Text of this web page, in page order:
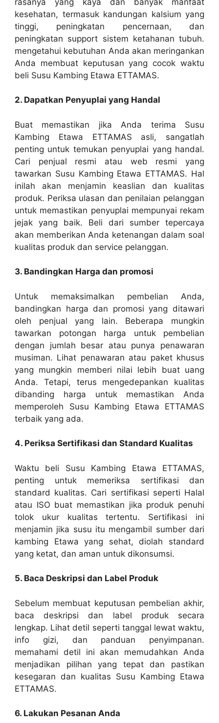
kesehatan, termasuk kandungan kalsium yang
tinggi, peningkatan pencernaan, dan
peningkatan support sistem ketahanan tubuh.
mengetahui kebutuhan Anda akan meringankan
Anda membuat keputusan yang cocok waktu
beli Susu Kambing Etawa ETTAMAS.
2. Dapatkan Penyuplai yang Handal
Buat memastikan jika Anda terima Susu
Kambing Etawa ETTAMAS asli, sangatlah
penting untuk temukan penyuplai yang handal.
Cari penjual resmi atau web resmi yang
tawarkan Susu Kambing Etawa ETTAMAS. Hal
inilah akan menjamin keaslian dan kualitas
produk. Periksa ulasan dan penilaian pelanggan
untuk memastikan penyuplai mempunyai rekam
jejak yang baik. Beli dari sumber tepercaya
akan memberikan Anda ketenangan dalam soal
kualitas produk dan service pelanggan.
3. Bandingkan Harga dan promosi
Untuk memaksimalkan pembelian Anda,
bandingkan harga dan promosi yang ditawari
oleh penjual yang lain. Beberapa mungkin
tawarkan potongan harga untuk pembelian
dengan jumlah besar atau punya penawaran
musiman. Lihat penawaran atau paket khusus
yang mungkin memberi nilai lebih buat uang
Anda. Tetapi, terus mengedepankan kualitas
dibanding harga untuk memastikan Anda
memperoleh Susu Kambing Etawa ETTAMAS
terbaik yang ada.
4. Periksa Sertifikasi dan Standard Kualitas
Waktu beli Susu Kambing Etawa ETTAMAS,
penting untuk memeriksa sertifikasi dan
standard kualitas. Cari sertifikasi seperti Halal
atau ISO buat memastikan jika produk penuhi
tolok ukur kualitas tertentu. Sertifikasi ini
menjamin jika susu itu mengambil sumber dari
kambing Etawa yang sehat, diolah standard
yang ketat, dan aman untuk dikonsumsi.
5. Baca Deskripsi dan Label Produk
Sebelum membuat keputusan pembelian akhir,
baca deskripsi dan label produk secara
lengkap. Lihat detil seperti tanggal lewat waktu,
info gizi, dan panduan penyimpanan.
memahami detil ini akan memudahkan Anda
menjadikan pilihan yang tepat dan pastikan
kesegaran dan kualitas Susu Kambing Etawa
ETTAMAS.
6. Lakukan Pesanan Anda